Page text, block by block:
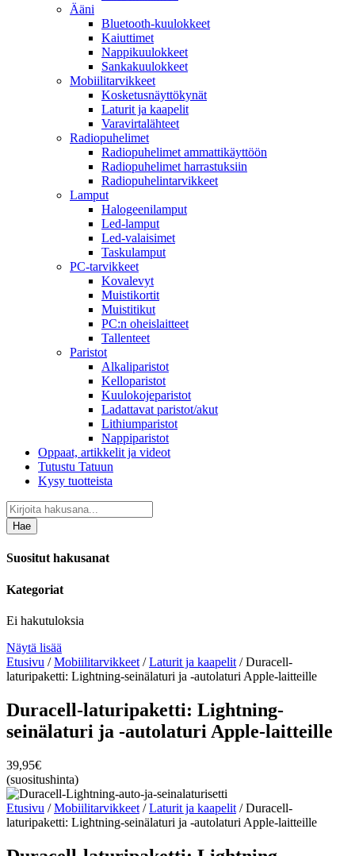
Ääni
Bluetooth-kuulokkeet
Kaiuttimet
Nappikuulokkeet
Sankakuulokkeet
Mobiilitarvikkeet
Kosketusnäyttökynät
Laturit ja kaapelit
Varavirtalähteet
Radiopuhelimet
Radiopuhelimet ammattikäyttöön
Radiopuhelimet harrastuksiin
Radiopuhelintarvikkeet
Lamput
Halogeenilamput
Led-lamput
Led-valaisimet
Taskulamput
PC-tarvikkeet
Kovalevyt
Muistikortit
Muistitikut
PC:n oheislaitteet
Tallenteet
Paristot
Alkaliparistot
Kelloparistot
Kuulokojeparistot
Ladattavat paristot/akut
Lithiumparistot
Nappiparistot
Oppaat, artikkelit ja videot
Tutustu Tatuun
Kysy tuotteista
Hae
Suositut hakusanat
Kategoriat
Ei hakutuloksia
Näytä lisää
Etusivu /Mobiilitarvikkeet /Laturit ja kaapelit / Duracell-
laturipaketti: Lightning-seinälaturi ja -autolaturi Apple-laitteille
Duracell-laturipaketti: Lightning-
seinälaturi ja -autolaturi Apple-laitteille
39,95€
(suositushinta)
Etusivu /Mobiilitarvikkeet /Laturit ja kaapelit / Duracell-
laturipaketti: Lightning-seinälaturi ja -autolaturi Apple-laitteille